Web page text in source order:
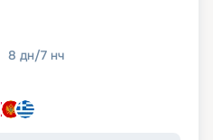
8 дн/7 нч